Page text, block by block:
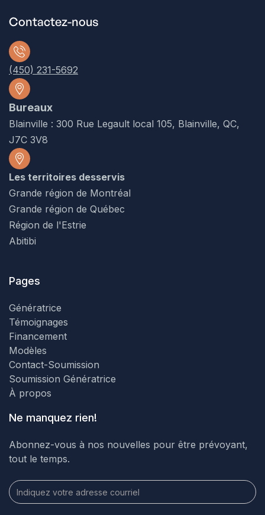
Contactez-nous
(450) 231-5692
Bureaux
Blainville : 300 Rue Legault local 105, Blainville, QC,
J7C 3V8
Les territoires desservis
Grande région de Montréal
Grande région de Québec
Région de l'Estrie
Abitibi
Pages
Génératrice
Témoignages
Financement
Modèles
Contact-Soumission
Soumission Génératrice
À propos
Ne manquez rien!
Abonnez-vous à nos nouvelles pour être prévoyant,
tout le temps.